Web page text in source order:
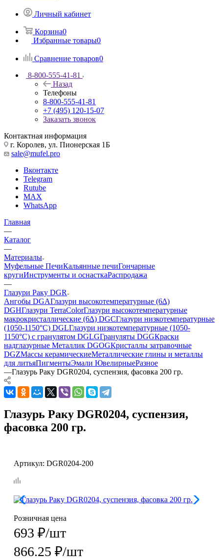
Личный кабинет
Корзина0
Избранные товары0
Сравнение товаров0
8-800-555-41-81
Назад
Телефоны
8-800-555-41-81
+7 (495) 120-15-07
Заказать звонок
Контактная информация
г. Королев, ул. Пионерская 1Б
sale@mufel.pro
Вконтакте
Telegram
Rutube
MAX
WhatsApp
Главная
—
Каталог
—
Материалы
Муфельные ПечиКальянные печиГончарные
кругиИнструменты и оснасткаРаспродажа
—
Глазури Раку DGR
Ангобы DGAГлазури высокотемпературные (6∆)
DGHГлазури TerraColorГлазури высокотемпературные
макрокристаллические (6∆) DGCГлазури низкотемпературные
(1050-1150°С) DGLГлазури низкотемпературные (1050-
1150°С) с гранулятом DGLGГрануляты DGGКраски
надглазурные Металлик DGOGКристаллы затравочные
DGZМассы керамическиеМеталлические глины и металлы
для литьяПигментыЭмали ЮвелирныеРазное
—Глазурь Раку DGR0204, суспензия, фасовка 200 гр.
Глазурь Раку DGR0204, суспензия,
фасовка 200 гр.
Артикул: DGR0204-200
Розничная цена
693 ₽/шт
866.25 ₽/шт